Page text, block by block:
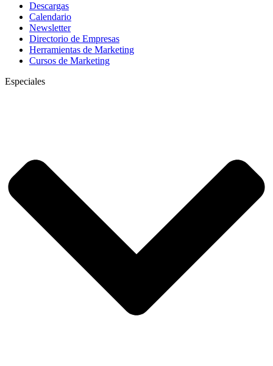
Descargas
Calendario
Newsletter
Directorio de Empresas
Herramientas de Marketing
Cursos de Marketing
Especiales